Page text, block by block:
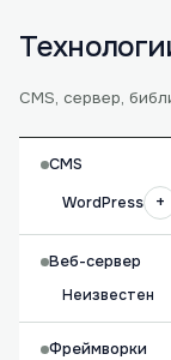
CMS, сервер,
CMS
WordPress
+
Веб-сервер
Неизвестен
Фреймворки